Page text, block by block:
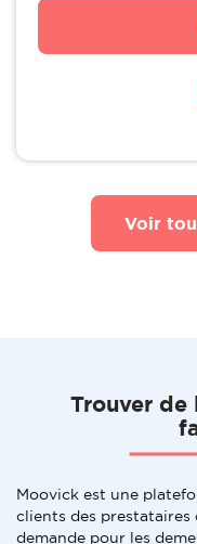
Voir
Trouver
Moovick est une
clients des prestataires
demande pour les